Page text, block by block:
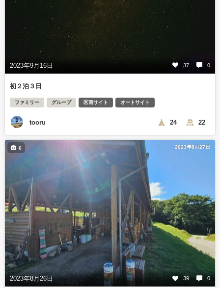
2023年9月16日 37 0
初２泊３日
ファミリー グループ 区画サイト オートサイト
tooru 24 22
2023年8月27日
2023年8月26日 39 0
6